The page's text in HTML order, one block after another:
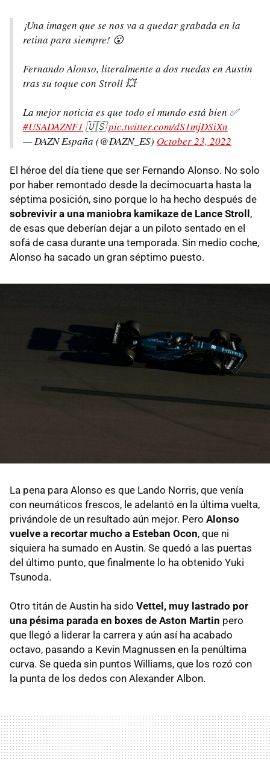
¡Una imagen que se nos va a quedar grabada en la
retina para siempre! 😮
Fernando Alonso, literalmente a dos ruedas en Austin
tras su toque con Stroll 💥
La mejor noticia es que todo el mundo está bien ✅
#USADAZNF1 🇺🇸pic.twitter.com/dS1mjDSiXn
— DAZN España (@DAZN_ES) October 23, 2022
El héroe del día tiene que ser Fernando Alonso. No solo
por haber remontado desde la decimocuarta hasta la
séptima posición, sino porque lo ha hecho después de
sobrevivir a una maniobra kamikaze de Lance Stroll,
de esas que deberían dejar a un piloto sentado en el
sofá de casa durante una temporada. Sin medio coche,
Alonso ha sacado un gran séptimo puesto.
La pena para Alonso es que Lando Norris, que venía
con neumáticos frescos, le adelantó en la última vuelta,
privándole de un resultado aún mejor. Pero Alonso
vuelve a recortar mucho a Esteban Ocon, que ni
siquiera ha sumado en Austin. Se quedó a las puertas
del último punto, que finalmente lo ha obtenido Yuki
Tsunoda.
Otro titán de Austin ha sido Vettel, muy lastrado por
una pésima parada en boxes de Aston Martin pero
que llegó a liderar la carrera y aún así ha acabado
octavo, pasando a Kevin Magnussen en la penúltima
curva. Se queda sin puntos Williams, que los rozó con
la punta de los dedos con Alexander Albon.